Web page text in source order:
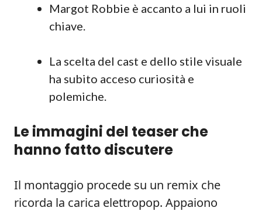
Margot Robbie è accanto a lui in ruoli
chiave.
La scelta del cast e dello stile visuale
ha subito acceso curiosità e
polemiche.
Le immagini del teaser che
hanno fatto discutere
Il montaggio procede su un remix che
ricorda la carica elettropop. Appaiono